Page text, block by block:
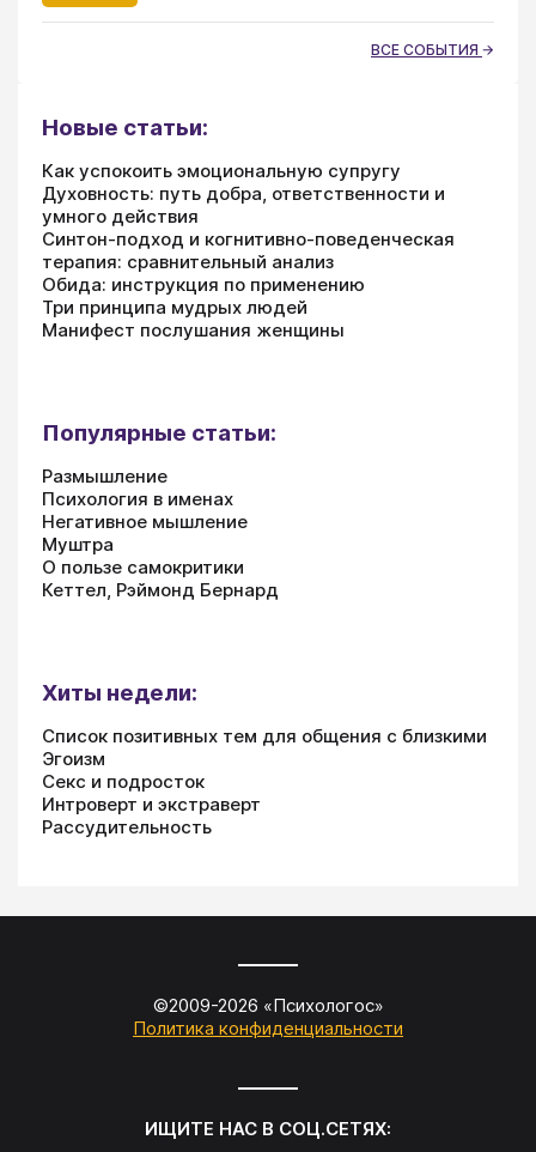
ВСЕ СОБЫТИЯ
Новые статьи:
Как успокоить эмоциональную супругу
Духовность: путь добра, ответственности и
умного действия
Синтон-подход и когнитивно-поведенческая
терапия: сравнительный анализ
Обида: инструкция по применению
Три принципа мудрых людей
Манифест послушания женщины
Популярные статьи:
Размышление
Психология в именах
Негативное мышление
Муштра
О пользе самокритики
Кеттел, Рэймонд Бернард
Хиты недели:
Список позитивных тем для общения с близкими
Эгоизм
Секс и подросток
Интроверт и экстраверт
Рассудительность
©2009-2026 «Психологос»
Политика конфиденциальности
ИЩИТЕ НАС В СОЦ.СЕТЯХ: